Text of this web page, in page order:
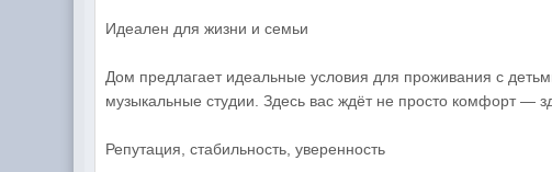
Идеален для жизни и семьи
Дом предлагает идеальные условия для проживания с
музыкальные студии. Здесь вас ждёт не просто комфорт —
Репутация, стабильность, уверенность